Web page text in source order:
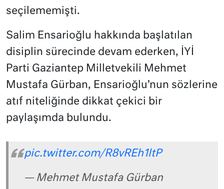
seçilememişti.
Salim Ensarioğlu hakkında başlatılan
disiplin sürecinde devam ederken, İYİ
Parti Gaziantep Milletvekili Mehmet
Mustafa Gürban, Ensarioğlu’nun sözlerine
atıf niteliğinde dikkat çekici bir
paylaşımda bulundu.
pic.twitter.com/R8vREh1ltP
— Mehmet Mustafa Gürban